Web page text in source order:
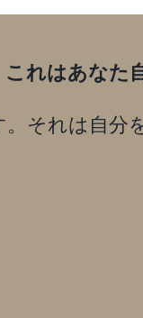
これはあなた
それは自分